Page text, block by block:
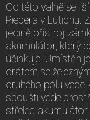
Od této valně se
Piepera v Lutichu.
jedině přístroj
akumulátor, který
účinkuje. Umístěn
drátem se
druhého pólu
spoušti vede
střelec akumulátor